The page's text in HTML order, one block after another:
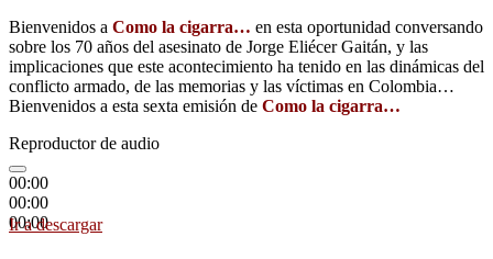
Bienvenidos a Como la cigarra… en esta oportunidad conversando
sobre los 70 años del asesinato de Jorge Eliécer Gaitán, y las
implicaciones que este acontecimiento ha tenido en las dinámicas del
conflicto armado, de las memorias y las víctimas en Colombia…
Bienvenidos a esta sexta emisión de Como la cigarra…
Reproductor de audio
00:00
00:00
00:00
Ir a descargar